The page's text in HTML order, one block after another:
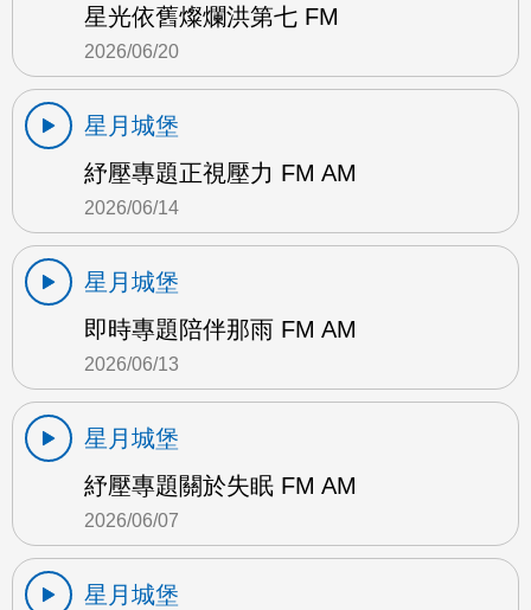
星光依舊燦爛洪第七 FM
2026/06/20
星月城堡
紓壓專題正視壓力 FM AM
2026/06/14
星月城堡
即時專題陪伴那雨 FM AM
2026/06/13
星月城堡
紓壓專題關於失眠 FM AM
2026/06/07
星月城堡